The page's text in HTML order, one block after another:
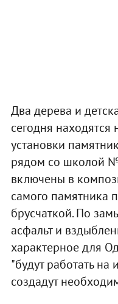
Два дерева и
сегодня
установки
рядом со школой
включены в
самого памятника
брусчаткой. По
асфальт и
характерное для
"будут работать на
создадут